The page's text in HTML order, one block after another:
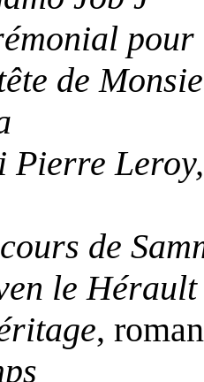
de
Pierre
de
le Hérault
,